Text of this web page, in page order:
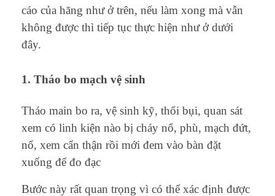
cáo của hãng như ở trên, nếu làm xong mà vẫn
không được thì tiếp tục thực hiện như ở dưới
đây.
1. Tháo bo mạch vệ sinh
Tháo main bo ra, vệ sinh kỹ, thổi bụi, quan sát
xem có linh kiện nào bị cháy nổ, phù, mạch đứt,
nổ, xem cẩn thận rồi mới đem vào bàn đặt
xuống để đo đạc
Bước này rất quan trọng vì có thể xác định được